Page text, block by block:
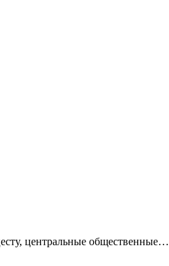
центральные общественные…